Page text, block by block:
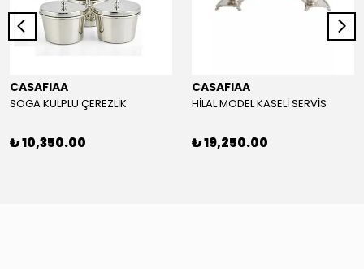
CASAFIAA
SOGA KULPLU ÇEREZLİK
₺ 10,350.00
CASAFIAA
HİLAL MODEL KASELİ SERVİS
₺ 19,250.00